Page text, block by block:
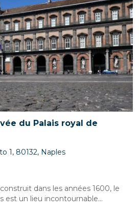
du Palais royal de
1, 80132, Naples
dans les années 1600, le
est un lieu incontournable...